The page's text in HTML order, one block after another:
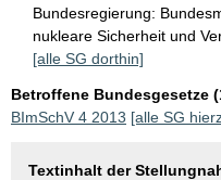
Bundesregierung:
nukleare Sicherheit und
[alle SG dorthin]
Betroffene Bundesgesetze
BImSchV 4 2013 [alle SG
Textinhalt der